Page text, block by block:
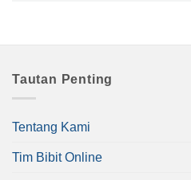
Tautan Penting
Tentang Kami
Tim Bibit Online